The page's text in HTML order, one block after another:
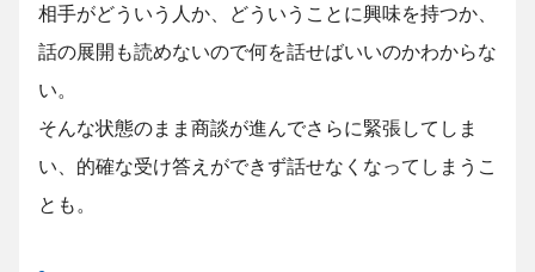
相手がどういう人か、どういうことに興味を持つか、
話の展開も読めないので何を話せばいいのかわからな
い。
そんな状態のまま商談が進んでさらに緊張してしま
い、的確な受け答えができず話せなくなってしまうこ
とも。